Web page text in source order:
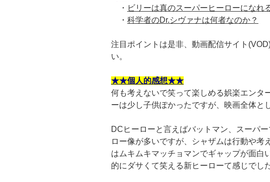
・ ビリーは真のスーパーヒーローになれ
・ 科学者のDr.シヴァナは何者なのか？
注目ポイントは是非、動画配信サイト
い。
★★個人的感想★★
何も考えないで笑って楽しめる娯楽エンタ
ーは少し子供ぽかったですが、映画全体と
DCヒーローと言えばバットマン、スーパ
ロー像が多いですが、シャザムは行動や考
はムキムキマッチョマンでギャップが面白
的にダサくて笑える新ヒーローて感じでした